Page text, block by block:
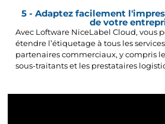
5 - Adaptez facilement
de votre
Avec Loftware NiceLabel Cloud, vous
étendre l’étiquetage à tous les
partenaires commerciaux, y compris
sous-traitants et les prestataires